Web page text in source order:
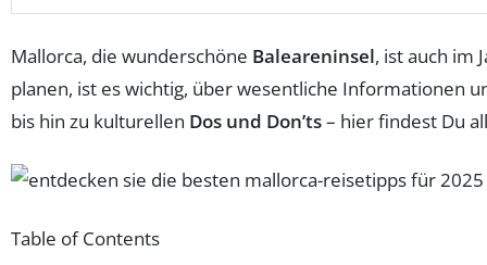
Mallorca, die wunderschöne Baleareninsel, ist auch im
planen, ist es wichtig, über wesentliche Informationen
bis hin zu kulturellen Dos und Don’ts– hier findest Du
Table of Contents